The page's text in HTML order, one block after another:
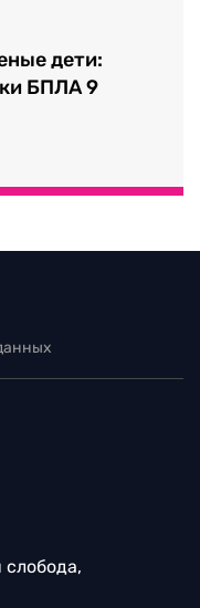
дети:
БПЛА 9
слобода,